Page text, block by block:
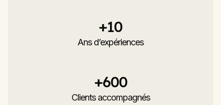
Ans d’expériences
+10
Clients accompagnés
+600